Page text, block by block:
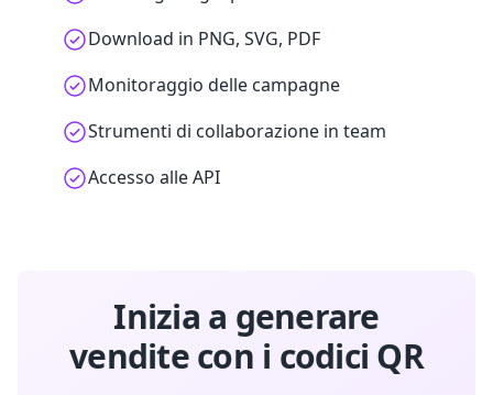
Download in PNG, SVG, PDF
Monitoraggio delle campagne
Strumenti di collaborazione in team
Accesso alle API
Inizia a generare
vendite con i codici QR